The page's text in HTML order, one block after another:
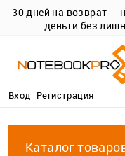
30 дней на возврат —
деньги без
Вход Регистрация
Каталог